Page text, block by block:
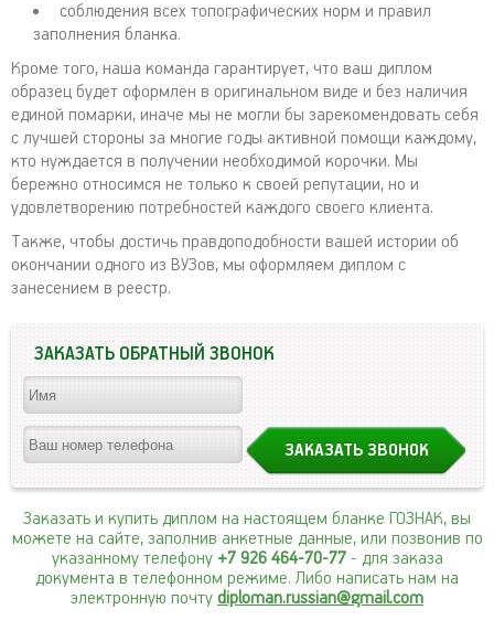
соблюдения всех топографических норм и правил
заполнения бланка.
Кроме того, наша команда гарантирует, что ваш диплом
образец будет оформлен в оригинальном виде и без наличия
единой помарки, иначе мы не могли бы зарекомендовать себя
с лучшей стороны за многие годы активной помощи каждому,
кто нуждается в получении необходимой корочки. Мы
бережно относимся не только к своей репутации, но и
удовлетворению потребностей каждого своего клиента.
Также, чтобы достичь правдоподобности вашей истории об
окончании одного из ВУЗов, мы оформляем диплом с
занесением в реестр.
ЗАКАЗАТЬ ОБРАТНЫЙ ЗВОНОК
Заказать и купить диплом на настоящем бланке ГОЗНАК, вы
можете на сайте, заполнив анкетные данные, или позвонив по
указанному телефону +7 926 464-70-77- для заказа
документа в телефонном режиме. Либо написать нам на
электронную почту diploman.russian@gmail.com